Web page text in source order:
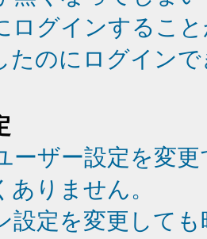
ログインするこ
たのにログイン
ーザー設定を変
りません。
設定を変更して